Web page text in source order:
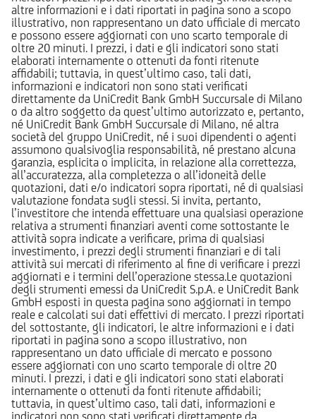
altre informazioni e i dati riportati in pagina sono a scopo
illustrativo, non rappresentano un dato ufficiale di mercato
e possono essere aggiornati con uno scarto temporale di
oltre 20 minuti. I prezzi, i dati e gli indicatori sono stati
elaborati internamente o ottenuti da fonti ritenute
affidabili; tuttavia, in quest’ultimo caso, tali dati,
informazioni e indicatori non sono stati verificati
direttamente da UniCredit Bank GmbH Succursale di Milano
o da altro soggetto da quest’ultimo autorizzato e, pertanto,
né UniCredit Bank GmbH Succursale di Milano, né altra
società del gruppo UniCredit, né i suoi dipendenti o agenti
assumono qualsivoglia responsabilità, né prestano alcuna
garanzia, esplicita o implicita, in relazione alla correttezza,
all’accuratezza, alla completezza o all’idoneità delle
quotazioni, dati e/o indicatori sopra riportati, né di qualsiasi
valutazione fondata sugli stessi. Si invita, pertanto,
l’investitore che intenda effettuare una qualsiasi operazione
relativa a strumenti finanziari aventi come sottostante le
attività sopra indicate a verificare, prima di qualsiasi
investimento, i prezzi degli strumenti finanziari e di tali
attività sui mercati di riferimento al fine di verificare i prezzi
aggiornati e i termini dell’operazione stessa.Le quotazioni
degli strumenti emessi da UniCredit S.p.A. e UniCredit Bank
GmbH esposti in questa pagina sono aggiornati in tempo
reale e calcolati sui dati effettivi di mercato. I prezzi riportati
del sottostante, gli indicatori, le altre informazioni e i dati
riportati in pagina sono a scopo illustrativo, non
rappresentano un dato ufficiale di mercato e possono
essere aggiornati con uno scarto temporale di oltre 20
minuti. I prezzi, i dati e gli indicatori sono stati elaborati
internamente o ottenuti da fonti ritenute affidabili;
tuttavia, in quest’ultimo caso, tali dati, informazioni e
indicatori non sono stati verificati direttamente da